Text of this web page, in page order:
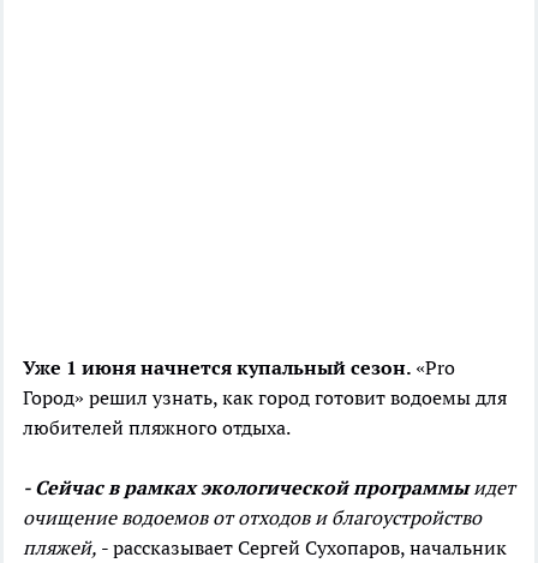
Уже 1 июня начнется купальный сезон. «Pro
Город» решил узнать, как город готовит водоемы для
любителей пляжного отдыха.
- Сейчас в рамках экологической программыидет
очищение водоемов от отходов и благоустройство
пляжей, - рассказывает Сергей Сухопаров, начальник